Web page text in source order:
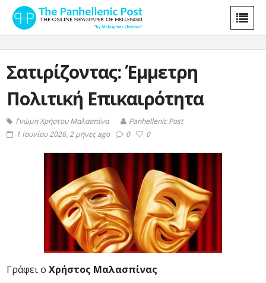
Σατιρίζοντας: Έμμετρη
Πολιτική Επικαιρότητα
Γνώμη Χρήστου Μαλασπίνα
Panhellenic Post
1 Ιουνίου 2026, 2 μήνες ago
0 0
Γράφει ο Χρήστος Μαλασπίνας